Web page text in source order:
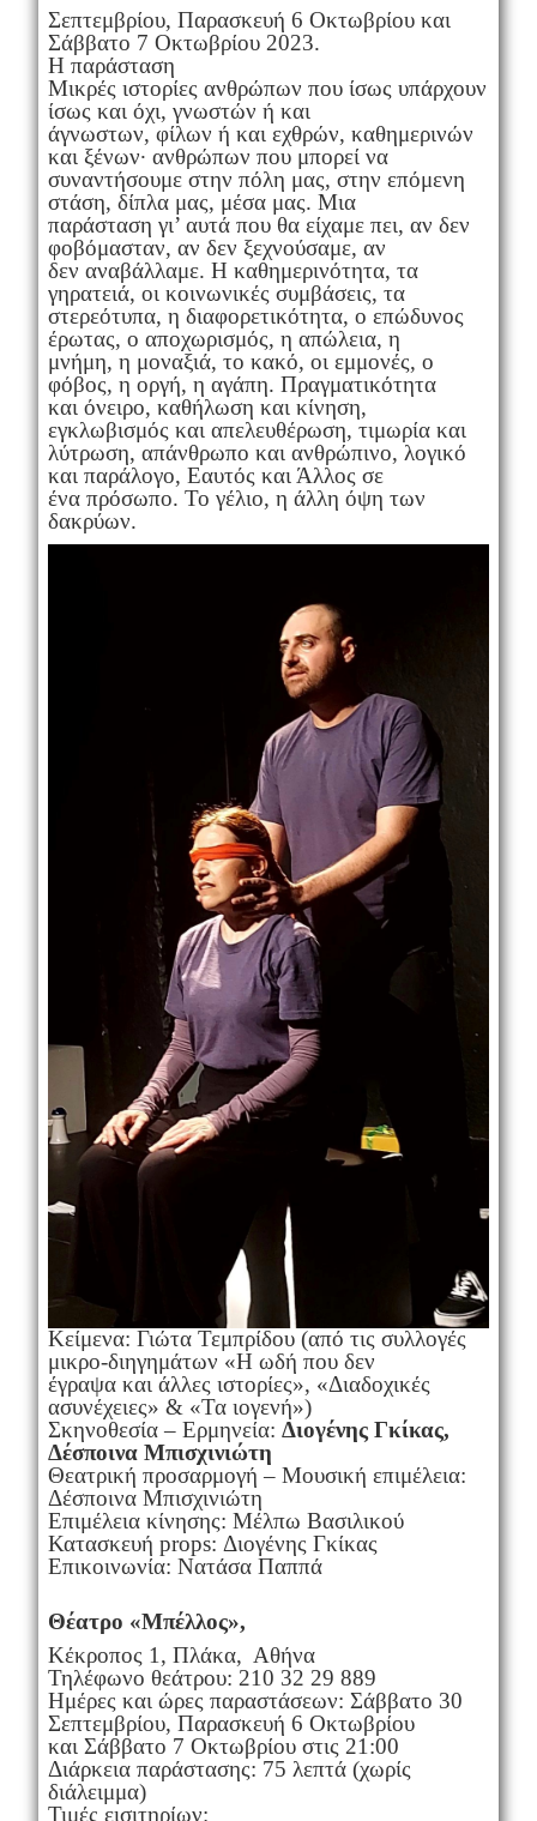
Σεπτεμβρίου, Παρασκευή 6 Οκτωβρίου και
Σάββατο 7 Οκτωβρίου 2023.
Η παράσταση
Μικρές ιστορίες ανθρώπων που ίσως υπάρχουν
ίσως και όχι, γνωστών ή και
άγνωστων, φίλων ή και εχθρών, καθημερινών
και ξένων· ανθρώπων που μπορεί να
συναντήσουμε στην πόλη μας, στην επόμενη
στάση, δίπλα μας, μέσα μας. Μια
παράσταση γι’ αυτά που θα είχαμε πει, αν δεν
φοβόμασταν, αν δεν ξεχνούσαμε, αν
δεν αναβάλλαμε. Η καθημερινότητα, τα
γηρατειά, οι κοινωνικές συμβάσεις, τα
στερεότυπα, η διαφορετικότητα, ο επώδυνος
έρωτας, ο αποχωρισμός, η απώλεια, η
μνήμη, η μοναξιά, το κακό, οι εμμονές, ο
φόβος, η οργή, η αγάπη. Πραγματικότητα
και όνειρο, καθήλωση και κίνηση,
εγκλωβισμός και απελευθέρωση, τιμωρία και
λύτρωση, απάνθρωπο και ανθρώπινο, λογικό
και παράλογο, Εαυτός και Άλλος σε
ένα πρόσωπο. Το γέλιο, η άλλη όψη των
δακρύων.
Κείμενα: Γιώτα Τεμπρίδου (από τις συλλογές
μικρο-διηγημάτων «Η ωδή που δεν
έγραψα και άλλες ιστορίες», «Διαδοχικές
ασυνέχειες» & «Τα ιογενή»)
Σκηνοθεσία – Ερμηνεία: Διογένης Γκίκας,
Δέσποινα Μπισχινιώτη
Θεατρική προσαρμογή – Μουσική επιμέλεια:
Δέσποινα Μπισχινιώτη
Επιμέλεια κίνησης: Μέλπω Βασιλικού
Κατασκευή props: Διογένης Γκίκας
Επικοινωνία: Νατάσα Παππά
Θέατρο «Μπέλλος»,
Κέκροπος 1, Πλάκα, Αθήνα
Τηλέφωνο θεάτρου: 210 32 29 889
Ημέρες και ώρες παραστάσεων: Σάββατο 30
Σεπτεμβρίου, Παρασκευή 6 Οκτωβρίου
και Σάββατο 7 Οκτωβρίου στις 21:00
Διάρκεια παράστασης: 75 λεπτά (χωρίς
διάλειμμα)
Τιμές εισιτηρίων: